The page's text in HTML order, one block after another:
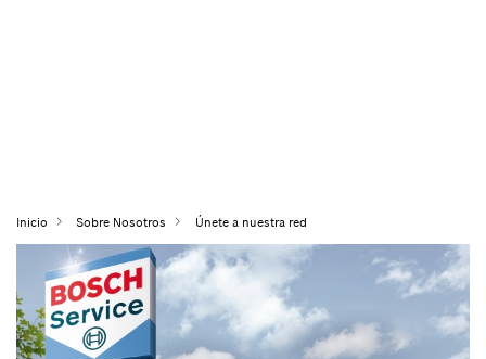
Inicio Sobre Nosotros Únete a nuestra red